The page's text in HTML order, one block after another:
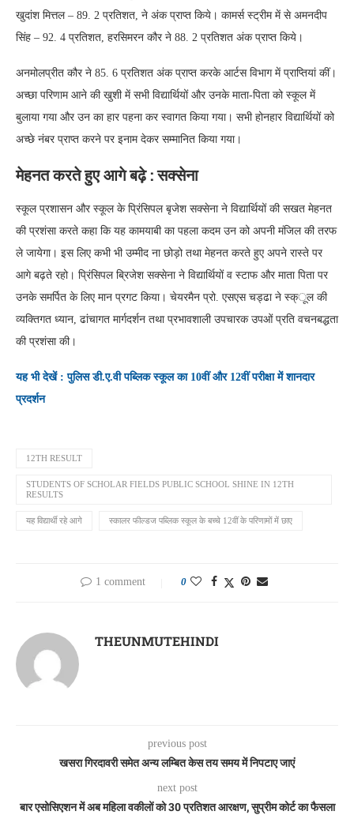
खुदांश मित्तल – 89. 2 प्रतिशत, ने अंक प्राप्त किये। कामर्स स्ट्रीम में से अमनदीप
सिंह – 92. 4 प्रतिशत, हरसिमरन कौर ने 88. 2 प्रतिशत अंक प्राप्त किये।
अनमोलप्रीत कौर ने 85. 6 प्रतिशत अंक प्राप्त करके आर्टस विभाग में प्राप्तियां कीं।
अच्छा परिणाम आने की खुशी में सभी विद्यार्थियों और उनके माता-पिता को स्कूल में
बुलाया गया और उन का हार पहना कर स्वागत किया गया। सभी होनहार विद्यार्थियों को
अच्छे नंबर प्राप्त करने पर इनाम देकर सम्मानित किया गया।
मेहनत करते हुए आगे बढ़े : सक्सेना
स्कूल प्रशासन और स्कूल के प्रिंसिपल बृजेश सक्सेना ने विद्यार्थियों की सखत मेहनत
की प्रशंसा करते कहा कि यह कामयाबी का पहला कदम उन को अपनी मंजिल की तरफ
ले जायेगा। इस लिए कभी भी उम्मीद ना छोड़ो तथा मेहनत करते हुए अपने रास्ते पर
आगे बढ़ते रहो। प्रिंसिपल ब्रिजेश सक्सेना ने विद्यार्थियों व स्टाफ और माता पिता पर
उनके समर्पित के लिए मान प्रगट किया। चेयरमैन प्रो. एसएस चड्ढा ने स्क्ूल की
व्यक्तिगत ध्यान, ढांचागत मार्गदर्शन तथा प्रभावशाली उपचारक उपओं प्रति वचनबद्धता
की प्रशंसा की।
यह भी देखें : पुलिस डी.ए.वी पब्लिक स्कूल का 10वीं और 12वीं परीक्षा में शानदार
प्रदर्शन
12TH RESULT
STUDENTS OF SCHOLAR FIELDS PUBLIC SCHOOL SHINE IN 12TH
RESULTS
यह विद्यार्थी रहे आगे स्कालर फील्डज पब्लिक स्कूल के बच्चे 12वीं के परिणामों में छाए
1 comment 0
THEUNMUTEHINDI
previous post
खसरा गिरदावरी समेत अन्य लम्बित केस तय समय में निपटाए जाएं
next post
बार एसोसिएशन में अब महिला वकीलों को 30 प्रतिशत आरक्षण, सुप्रीम कोर्ट का फैसला